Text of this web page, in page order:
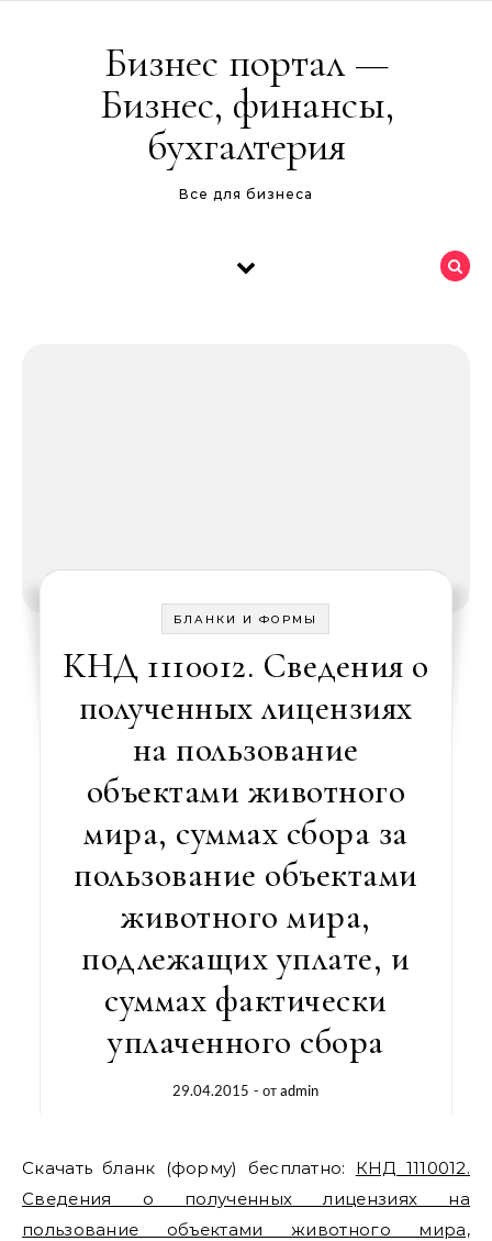
Бизнес портал —
Бизнес, финансы,
бухгалтерия
Все для бизнеса
БЛАНКИ И ФОРМЫ
КНД 1110012. Сведения о
полученных лицензиях
на пользование
объектами животного
мира, суммах сбора за
пользование объектами
животного мира,
подлежащих уплате, и
суммах фактически
уплаченного сбора
29.04.2015 - отadmin
Скачать бланк (форму) бесплатно: КНД 1110012.
Сведения о полученных лицензиях на
пользование объектами животного мира,